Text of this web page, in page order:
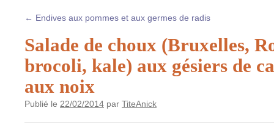
← Endives aux pommes et aux germes de radis
Salade de choux (Bruxelles,
brocoli, kale) aux gésiers de
aux noix
Publié le 22/02/2014 par TiteAnick